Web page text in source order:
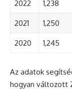
2022 1,238
2021 1,250
2020 1,245
Az adatok
hogyan változott